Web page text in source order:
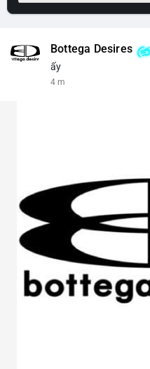
Bottega Desires
ấy
4 m